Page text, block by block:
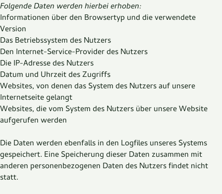
Folgende Daten werden hierbei erhoben:
Informationen über den Browsertyp und die verwendete
Version
Das Betriebssystem des Nutzers
Den Internet-Service-Provider des Nutzers
Die IP-Adresse des Nutzers
Datum und Uhrzeit des Zugriffs
Websites, von denen das System des Nutzers auf unsere
Internetseite gelangt
Websites, die vom System des Nutzers über unsere Website
aufgerufen werden
Die Daten werden ebenfalls in den Logfiles unseres Systems
gespeichert. Eine Speicherung dieser Daten zusammen mit
anderen personenbezogenen Daten des Nutzers findet nicht
statt.